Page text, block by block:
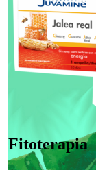
Fitoterapia